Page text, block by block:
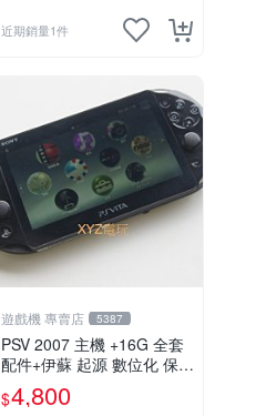
近期銷量1件
遊戲機 專賣店 5387
PSV 2007 主機 +16G 全套
配件+伊蘇 起源 數位化 保修
一年 品質有保障
$4,800